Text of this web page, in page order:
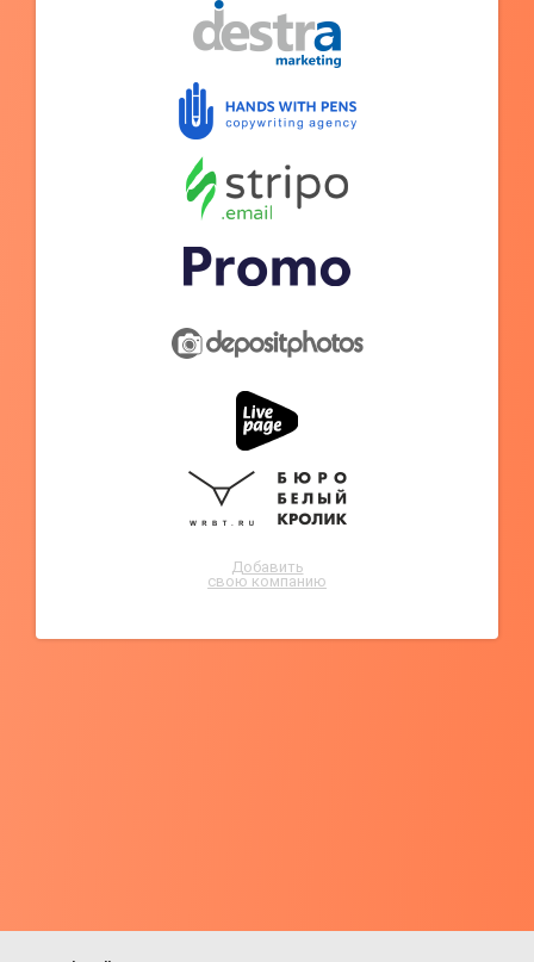
Добавить
свою компанию